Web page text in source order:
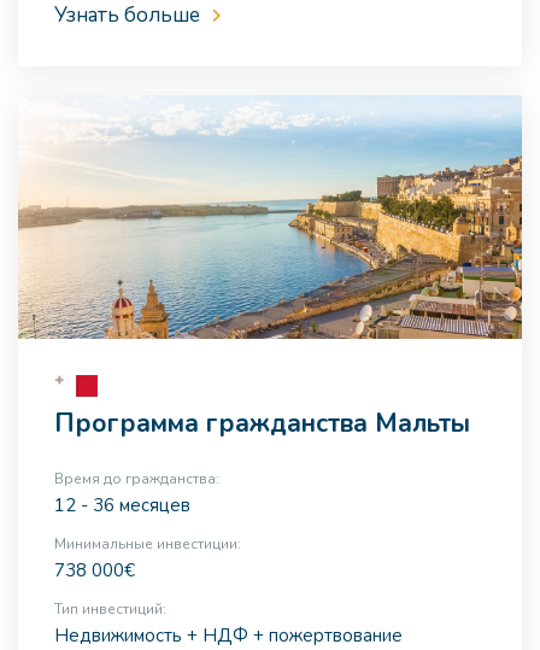
Узнать больше
Программа гражданства Мальты
Время до гражданства:
12 - 36 месяцев
Минимальные инвестиции:
738 000€
Тип инвестиций:
Недвижимость + НДФ + пожертвование